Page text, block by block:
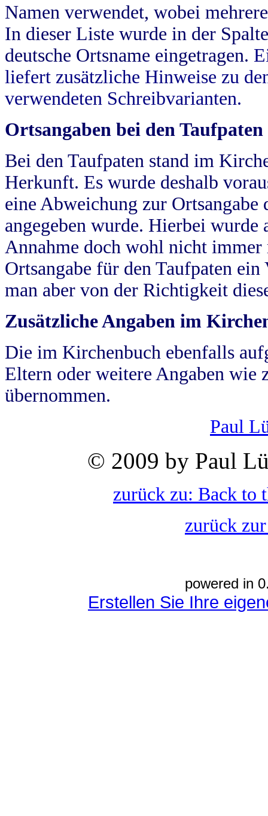
Namen verwendet, wobei
In dieser Liste wurde in der
deutsche Ortsname eingetragen.
liefert zusätzliche Hinweise zu
verwendeten Schreibvarianten.
Ortsangaben bei den Taufpaten
Bei den Taufpaten stand im
Herkunft. Es wurde deshalb
eine Abweichung zur
angegeben wurde. Hierbei wurde
Annahme doch wohl nicht
Ortsangabe für den Taufpaten
man aber von der Richtigkeit
Zusätzliche Angaben im
Die im Kirchenbuch ebenfalls
Eltern oder weitere Angaben wie
übernommen.
Paul
© 2009 by Paul
zurück zu: Back to
zurück
powered in
Erstellen Sie Ihre